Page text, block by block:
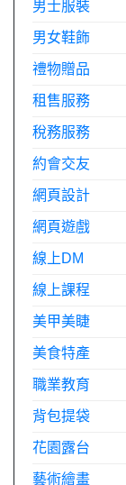
男士服裝
男女鞋飾
禮物贈品
租售服務
稅務服務
約會交友
網頁設計
網頁遊戲
線上DM
線上課程
美甲美睫
美食特產
職業教育
背包提袋
花園露台
藝術繪畫